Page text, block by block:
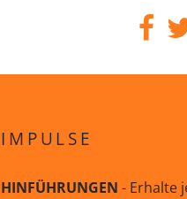
IMPULSE
HINFÜHRUNGEN - Erhalte